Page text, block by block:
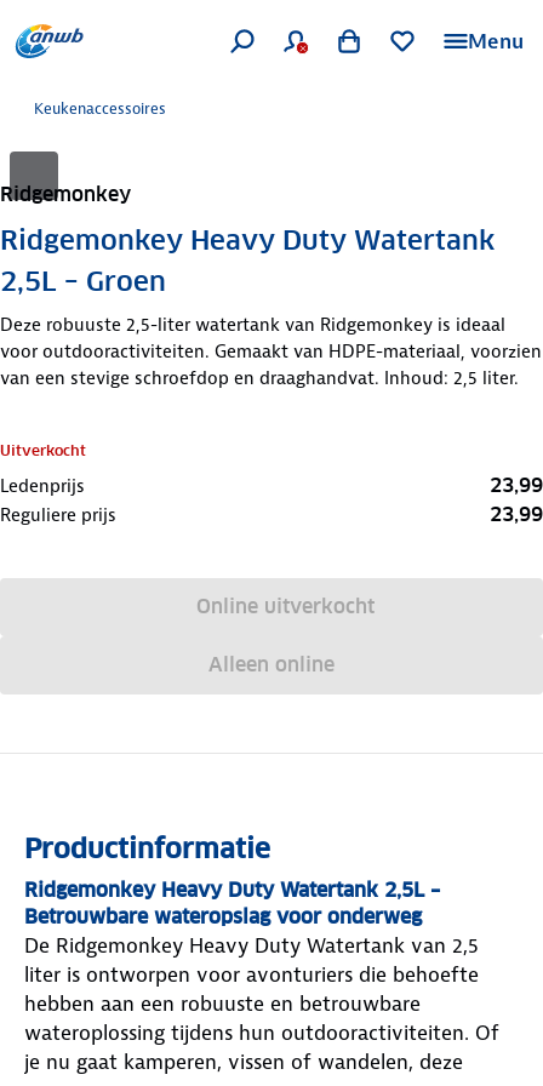
Menu
Keukenaccessoires
Ridgemonkey
Ridgemonkey Heavy Duty Watertank
2,5L – Groen
Deze robuuste 2,5-liter watertank van Ridgemonkey is ideaal
voor outdooractiviteiten. Gemaakt van HDPE-materiaal, voorzien
van een stevige schroefdop en draaghandvat. Inhoud: 2,5 liter.
Uitverkocht
Ledenprijs 23,99
Reguliere prijs 23,99
Online uitverkocht
Alleen online
Productinformatie
Ridgemonkey Heavy Duty Watertank 2,5L –
Betrouwbare wateropslag voor onderweg
De Ridgemonkey Heavy Duty Watertank van 2,5
liter is ontworpen voor avonturiers die behoefte
hebben aan een robuuste en betrouwbare
wateroplossing tijdens hun outdooractiviteiten. Of
je nu gaat kamperen, vissen of wandelen, deze